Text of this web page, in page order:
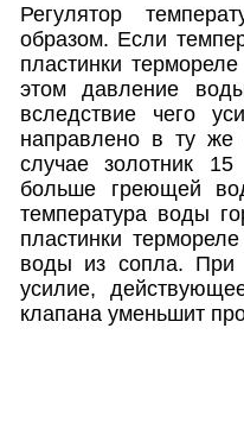
Регулятор
образом. Если
пластинки
этом давление
вследствие чего
направлено в ту же
случае золотник
больше греющей
температура воды
пластинки
воды из сопла. При
усилие,
клапана уменьшит